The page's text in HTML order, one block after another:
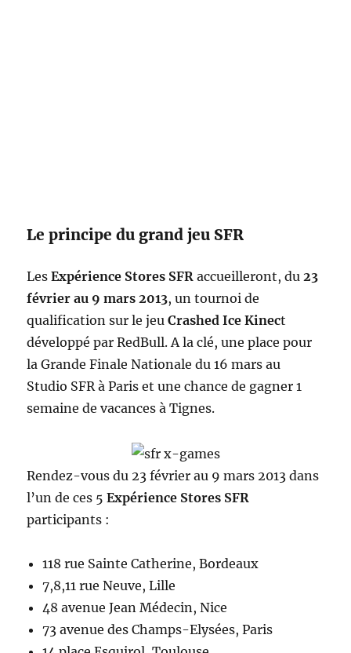
Le principe du grand jeu SFR
LesExpérience Stores SFR accueilleront, du23
février au 9 mars 2013, un tournoi de
qualification sur le jeuCrashed Ice Kinect
développé par RedBull. A la clé, une place pour
la Grande Finale Nationale du 16 mars au
Studio SFR à Paris et une chance de gagner 1
semaine de vacances à Tignes.
Rendez-vous du 23 février au 9 mars 2013 dans
l’un de ces 5Expérience Stores SFR
participants :
118 rue Sainte Catherine, Bordeaux
7,8,11 rue Neuve, Lille
48 avenue Jean Médecin, Nice
73 avenue des Champs-Elysées, Paris